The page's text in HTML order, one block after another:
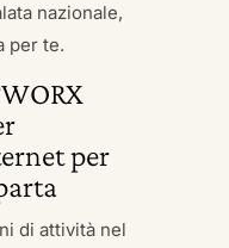
nazionale,
per te.
per
di attività nel